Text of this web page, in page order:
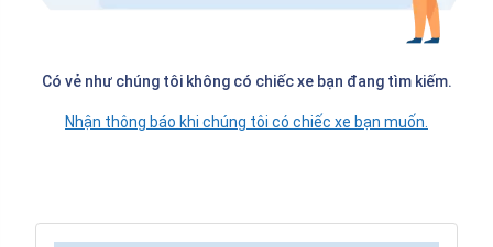
Có vẻ như chúng tôi không có chiếc xe bạn đang tìm kiếm.
Nhận thông báo khi chúng tôi có chiếc xe bạn muốn.